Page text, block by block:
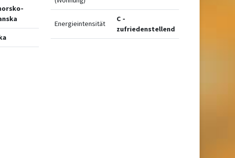
Energieintensität
C -
zufriedenstellend